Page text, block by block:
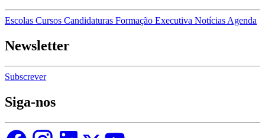
Escolas Cursos Candidaturas Formação Executiva Notícias Agenda
Newsletter
Subscrever
Siga-nos